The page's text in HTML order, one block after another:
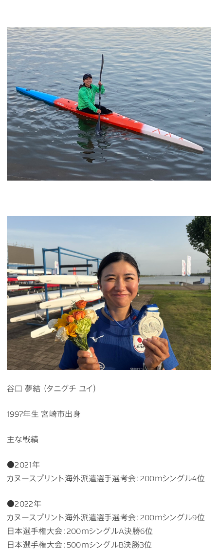
谷口 夢結 （タニグチ ユイ）
1997年生 宮崎市出身
主な戦績
●2021年
カヌースプリント海外派遣選手選考会：200ｍシングル4位
●2022年
カヌースプリント海外派遣選手選考会：200ｍシングル9位
日本選手権大会：200ｍシングルA決勝6位
日本選手権大会：500ｍシングルB決勝3位